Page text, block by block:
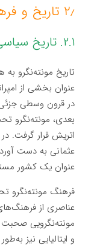
۲٫ تاریخ و فرهنگ مونته‌نگرو
۲.۱. تاریخ سیاسی و اجتماعی
تاریخ مونته‌نگرو
عنوان بخشی از
در قرون وسطی
بعدی، مونته‌نگرو
عنوان یک کشور
فرهنگ مونته‌نگرو
عناصری از
مونته‌نگرویی صحبت
و ایتالیایی نیز